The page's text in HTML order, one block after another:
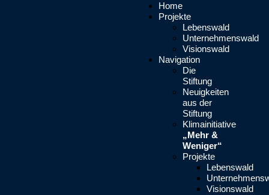
Home
Projekte
Lebenswald
Unternehmenswald
Visionswald
Navigation
Die
Stiftung
Neuigkeiten
aus der
Stiftung
Klimainitiative
„Mehr &
Weniger“
Projekte
Lebenswald
Visionswald